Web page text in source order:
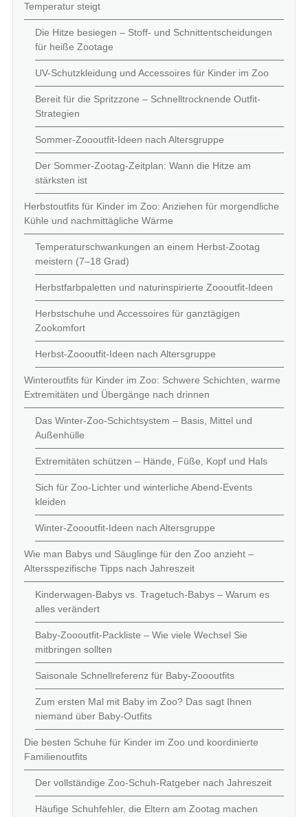
Temperatur steigt
Die Hitze besiegen – Stoff- und Schnittentscheidungen
für heiße Zootage
UV-Schutzkleidung und Accessoires für Kinder im Zoo
Bereit für die Spritzzone – Schnelltrocknende Outfit-
Strategien
Sommer-Zoooutfit-Ideen nach Altersgruppe
Der Sommer-Zootag-Zeitplan: Wann die Hitze am
stärksten ist
Herbstoutfits für Kinder im Zoo: Anziehen für morgendliche
Kühle und nachmittägliche Wärme
Temperaturschwankungen an einem Herbst-Zootag
meistern (7–18 Grad)
Herbstfarbpaletten und naturinspirierte Zoooutfit-Ideen
Herbstschuhe und Accessoires für ganztägigen
Zookomfort
Herbst-Zoooutfit-Ideen nach Altersgruppe
Winteroutfits für Kinder im Zoo: Schwere Schichten, warme
Extremitäten und Übergänge nach drinnen
Das Winter-Zoo-Schichtsystem – Basis, Mittel und
Außenhülle
Extremitäten schützen – Hände, Füße, Kopf und Hals
Sich für Zoo-Lichter und winterliche Abend-Events
kleiden
Winter-Zoooutfit-Ideen nach Altersgruppe
Wie man Babys und Säuglinge für den Zoo anzieht –
Altersspezifische Tipps nach Jahreszeit
Kinderwagen-Babys vs. Tragetuch-Babys – Warum es
alles verändert
Baby-Zoooutfit-Packliste – Wie viele Wechsel Sie
mitbringen sollten
Saisonale Schnellreferenz für Baby-Zoooutfits
Zum ersten Mal mit Baby im Zoo? Das sagt Ihnen
niemand über Baby-Outfits
Die besten Schuhe für Kinder im Zoo und koordinierte
Familienoutfits
Der vollständige Zoo-Schuh-Ratgeber nach Jahreszeit
Häufige Schuhfehler, die Eltern am Zootag machen